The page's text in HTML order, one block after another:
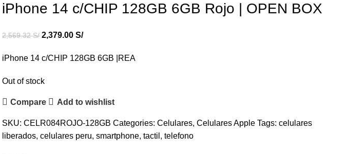
iPhone 14 c/CHIP 128GB 6GB Rojo | OPEN BOX
2,569.32S/ 2,379.00 S/
iPhone 14 c/CHIP 128GB 6GB |REA
Out of stock
Compare Add to wishlist
SKU: CELR084ROJO-128GB Categories: Celulares, Celulares Apple Tags: celulares
liberados, celulares peru, smartphone, tactil , telefono